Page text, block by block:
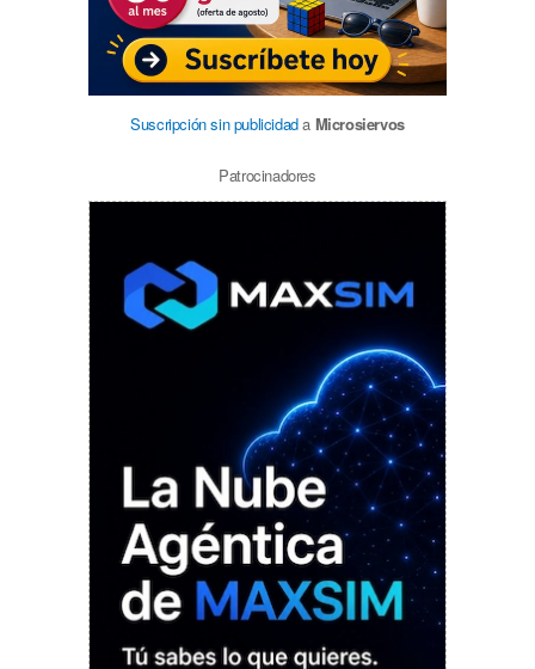
Suscripción sin publicidada Microsiervos
Patrocinadores